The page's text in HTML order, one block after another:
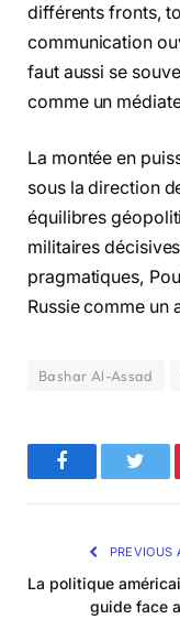
différents fronts,
communication
faut aussi se
comme un
La montée en
sous la direction
équilibres
militaires
pragmatiques,
Russie comme un
Bashar Al-Assad
Facebook
PREVIOUS
La politique
guide face